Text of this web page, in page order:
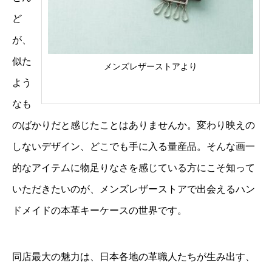
メンズレザーストアより
ど
が、
似た
よう
なも
のばかりだと感じたことはありませんか。変わり映えの
しないデザイン、どこでも手に入る量産品。そんな画一
的なアイテムに物足りなさを感じている方にこそ知って
いただきたいのが、メンズレザーストアで出会えるハン
ドメイドの本革キーケースの世界です。
同店最大の魅力は、日本各地の革職人たちが生み出す、